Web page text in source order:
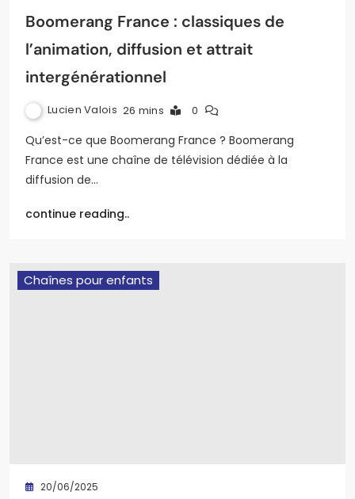
Boomerang France : classiques de
l’animation, diffusion et attrait
intergénérationnel
Lucien Valois 26 mins 0
Qu’est-ce que Boomerang France ? Boomerang
France est une chaîne de télévision dédiée à la
diffusion de…
continue reading..
Chaînes pour enfants
20/06/2025